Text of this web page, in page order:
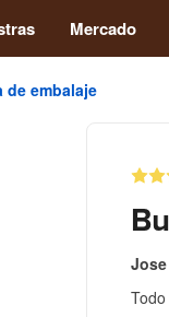
Mercado
de embalaje